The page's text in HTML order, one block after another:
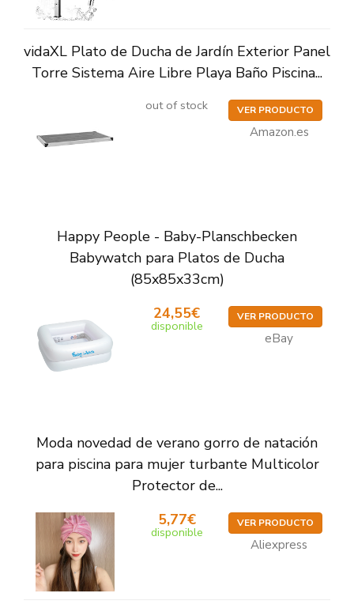
vidaXL Plato de Ducha de Jardín Exterior Panel
Torre Sistema Aire Libre Playa Baño Piscina...
out of stock VER PRODUCTO
Amazon.es
Happy People - Baby-Planschbecken
Babywatch para Platos de Ducha
(85x85x33cm)
24,55€
disponible
VER PRODUCTO
eBay
Moda novedad de verano gorro de natación
para piscina para mujer turbante Multicolor
Protector de...
5,77€
disponible
VER PRODUCTO
Aliexpress